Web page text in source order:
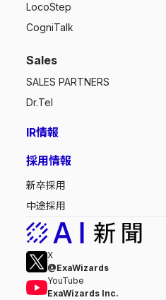
LocoStep
CogniTalk
Sales
SALES PARTNERS
Dr.Tel
IR情報
採用情報
新卒採用
中途採用
X
@ExaWizards
YouTube
ExaWizards Inc.